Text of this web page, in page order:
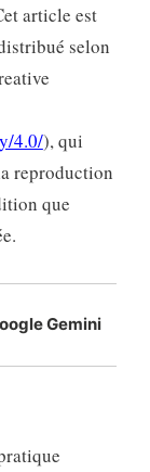
article est
selon
4.0/), qui
reproduction
que
.
Gemini